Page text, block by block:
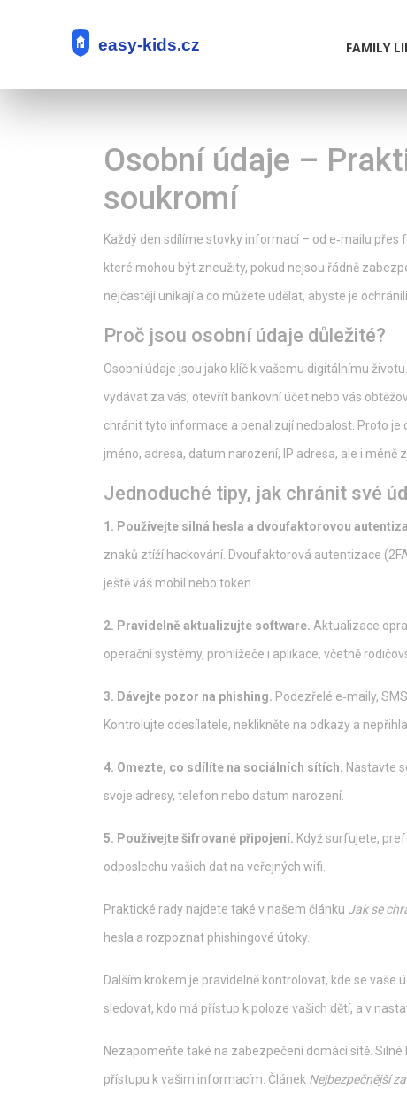
FAMILY
Osobní údaje –
soukromí
Každý den sdílíme stovky informací – od e‑mailu
které mohou být zneužity, pokud nejsou řádně
nejčastěji unikají a co můžete udělat, abyste je ochránili.
Proč jsou osobní údaje důležité?
Osobní údaje jsou jako klíč k vašemu digitálnímu
vydávat za vás, otevřít bankovní účet nebo vás
chránit tyto informace a penalizují nedbalost. Proto je
jméno, adresa, datum narození, IP adresa, ale i méně
Jednoduché tipy, jak chránit své
1. Používejte silná hesla a dvoufaktorovou
znaků ztíží hackování. Dvoufaktorová autentizace
ještě váš mobil nebo token.
2. Pravidelně aktualizujte software. Aktualizace
operační systémy, prohlížeče i aplikace, včetně
3. Dávejte pozor na phishing. Podezřelé e‑maily,
Kontrolujte odesílatele, neklikněte na odkazy a
4. Omezte, co sdílíte na sociálních sítích. Nastavte
svoje adresy, telefon nebo datum narození.
5. Používejte šifrované připojení. Když surfujete,
odposlechu vašich dat na veřejných wifi.
Praktické rady najdete také v našem článku Jak se
hesla a rozpoznat phishingové útoky.
Dalším krokem je pravidelně kontrolovat, kde se vaše
sledovat, kdo má přístup k poloze vašich dětí, a v
Nezapomeňte také na zabezpečení domácí sítě.
přístupu k vašim informacím. Článek Nejbezpečnější